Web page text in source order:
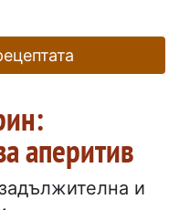
аперитив
и